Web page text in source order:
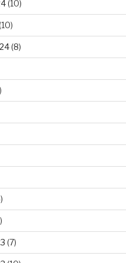
(10)
(8)
(7)